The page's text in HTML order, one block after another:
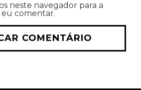
neste navegador para a
comentar.